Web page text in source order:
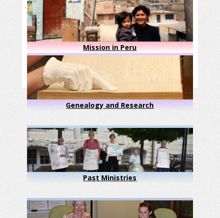
Mission in Peru
Genealogy and Research
Past Ministries